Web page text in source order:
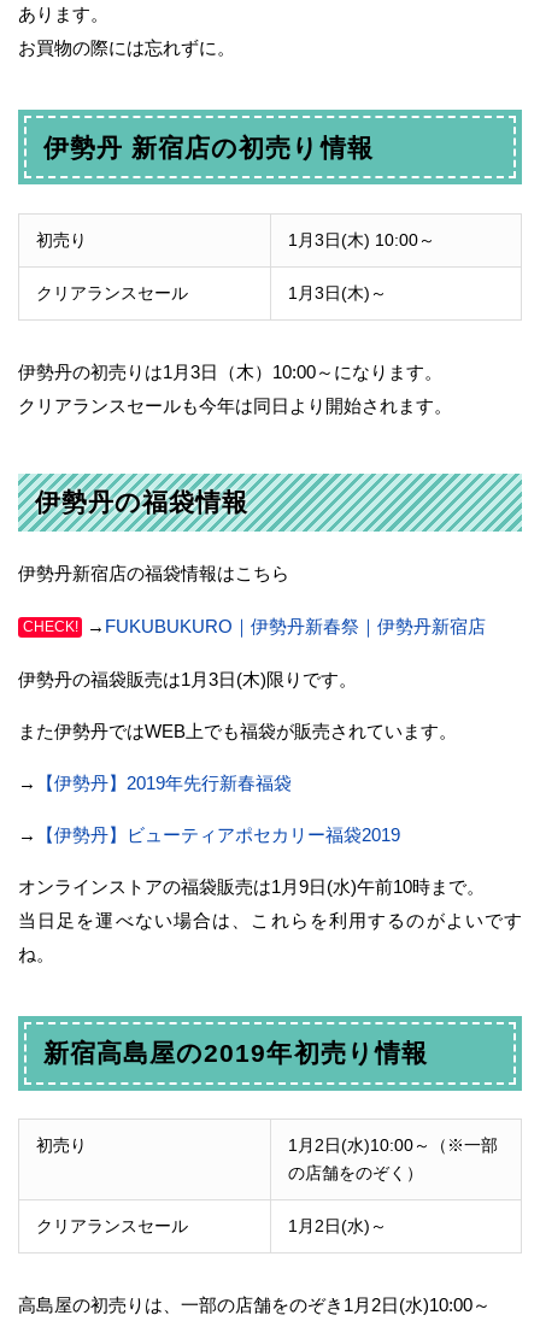
あります。
お買物の際には忘れずに。
伊勢丹 新宿店の初売り情報
初売り 1月3日(木) 10:00～
クリアランスセール 1月3日(木)～
伊勢丹の初売りは1月3日（木）10:00～になります。
クリアランスセールも今年は同日より開始されます。
伊勢丹の福袋情報
伊勢丹新宿店の福袋情報はこちら
CHECK! → FUKUBUKURO｜伊勢丹新春祭｜伊勢丹新宿店
伊勢丹の福袋販売は1月3日(木)限りです。
また伊勢丹ではWEB上でも福袋が販売されています。
→ 【伊勢丹】2019年先行新春福袋
→ 【伊勢丹】ビューティアポセカリー福袋2019
オンラインストアの福袋販売は1月9日(水)午前10時まで。
当日足を運べない場合は、これらを利用するのがよいです
ね。
新宿高島屋の2019年初売り情報
初売り
1月2日(水)10:00～（※一部
の店舗をのぞく）
クリアランスセール 1月2日(水)～
高島屋の初売りは、一部の店舗をのぞき1月2日(水)10:00～